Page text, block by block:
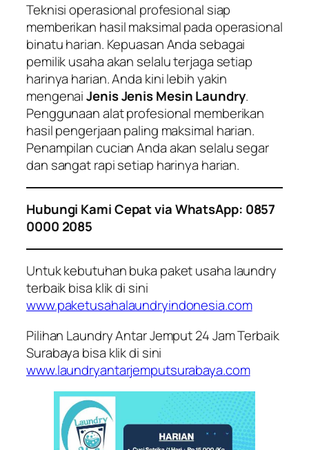
Teknisi operasional profesional siap
memberikan hasil maksimal pada operasional
binatu harian. Kepuasan Anda sebagai
pemilik usaha akan selalu terjaga setiap
harinya harian. Anda kini lebih yakin
mengenaiJenis Jenis Mesin Laundry.
Penggunaan alat profesional memberikan
hasil pengerjaan paling maksimal harian.
Penampilan cucian Anda akan selalu segar
dan sangat rapi setiap harinya harian.
Hubungi Kami Cepat via WhatsApp: 0857
0000 2085
Untuk kebutuhan buka paket usaha laundry
terbaik bisa klik di sini
www.paketusahalaundryindonesia.com
Pilihan Laundry Antar Jemput 24 Jam Terbaik
Surabaya bisa klik di sini
www.laundryantarjemputsurabaya.com